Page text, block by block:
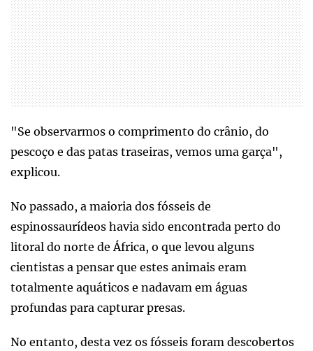
"Se observarmos o comprimento do crânio, do
pescoço e das patas traseiras, vemos uma garça",
explicou.
No passado, a maioria dos fósseis de
espinossaurídeos havia sido encontrada perto do
litoral do norte de África, o que levou alguns
cientistas a pensar que estes animais eram
totalmente aquáticos e nadavam em águas
profundas para capturar presas.
No entanto, desta vez os fósseis foram descobertos